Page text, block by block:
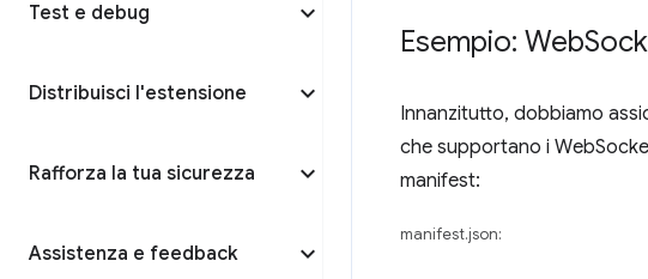
Test e debug
Distribuisci l'estensione
Rafforza la tua sicurezza
Assistenza e feedback
Esempio: Web
Innanzitutto, dobbiamo
che supportano i
manifest:
manifest.json: